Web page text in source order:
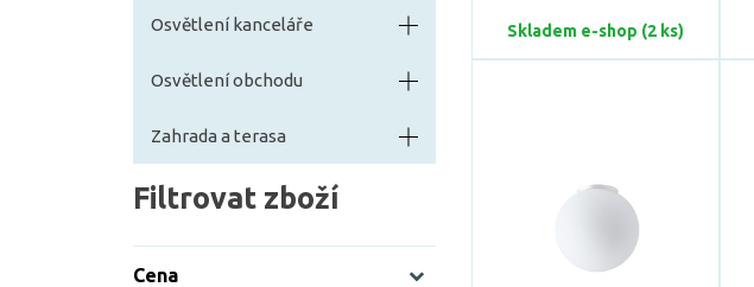
Osvětlení kanceláře
Osvětlení obchodu
Zahrada a terasa
Filtrovat zboží
Cena
Skladem e-shop (2 ks)